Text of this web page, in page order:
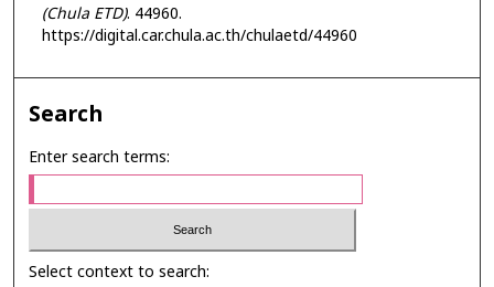
(Chula ETD). 44960.
https://digital.car.chula.ac.th/chulaetd/44960
Search
Enter search terms:
Select context to search: